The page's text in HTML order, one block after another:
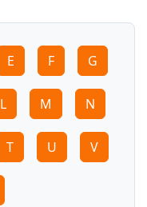
E F G
L M N
T U V